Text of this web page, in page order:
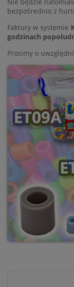
bezpośrednio z
Faktury w systemie
godzinach
Prosimy o